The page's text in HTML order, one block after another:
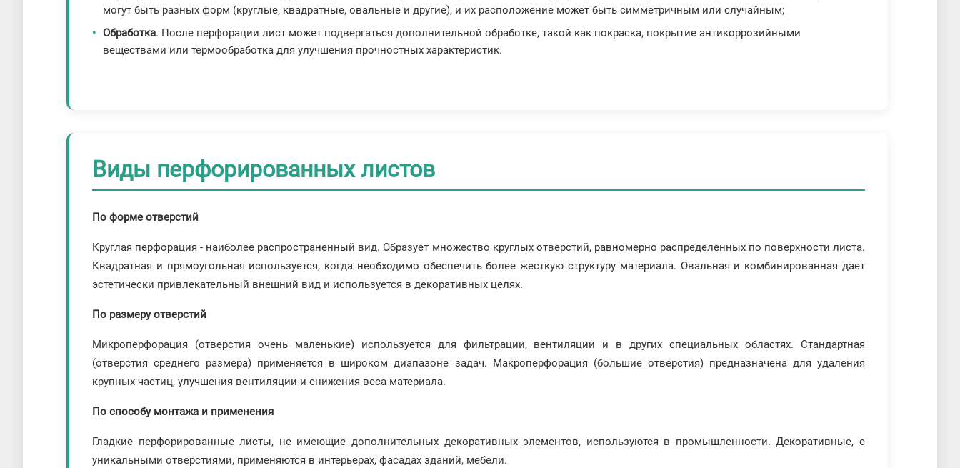
могут быть разных форм (круглые, квадратные, овальные и другие), и их расположение может быть симметричным или случайным;
Обработка. После перфорации лист может подвергаться дополнительной обработке, такой как покраска, покрытие антикоррозийными
веществами или термообработка для улучшения прочностных характеристик.
Виды перфорированных листов
По форме отверстий
Круглая перфорация - наиболее распространенный вид. Образует множество круглых отверстий, равномерно распределенных по поверхности листа.
Квадратная и прямоугольная используется, когда необходимо обеспечить более жесткую структуру материала. Овальная и комбинированная дает
эстетически привлекательный внешний вид и используется в декоративных целях.
По размеру отверстий
Микроперфорация (отверстия очень маленькие) используется для фильтрации, вентиляции и в других специальных областях. Стандартная
(отверстия среднего размера) применяется в широком диапазоне задач. Макроперфорация (большие отверстия) предназначена для удаления
крупных частиц, улучшения вентиляции и снижения веса материала.
По способу монтажа и применения
Гладкие перфорированные листы, не имеющие дополнительных декоративных элементов, используются в промышленности. Декоративные, с
уникальными отверстиями, применяются в интерьерах, фасадах зданий, мебели.